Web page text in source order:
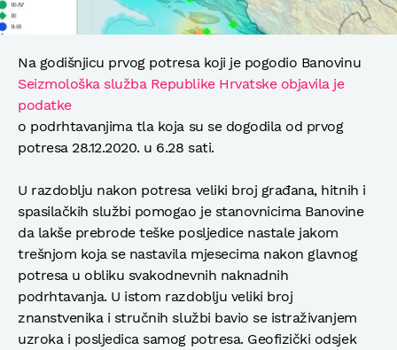
Na godišnjicu prvog potresa koji je pogodio Banovinu
Seizmološka služba Republike Hrvatske objavila je
podatke
o podrhtavanjima tla koja su se dogodila od prvog
potresa 28.12.2020. u 6.28 sati.
U razdoblju nakon potresa veliki broj građana, hitnih i
spasilačkih službi pomogao je stanovnicima Banovine
da lakše prebrode teške posljedice nastale jakom
trešnjom koja se nastavila mjesecima nakon glavnog
potresa u obliku svakodnevnih naknadnih
podrhtavanja. U istom razdoblju veliki broj
znanstvenika i stručnih službi bavio se istraživanjem
uzroka i posljedica samog potresa. Geofizički odsjek